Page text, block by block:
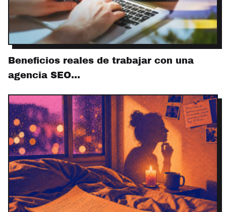
Beneficios reales de trabajar con una
agencia SEO…